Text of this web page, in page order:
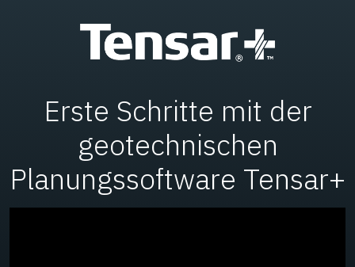
Erste Schritte mit der
geotechnischen
Planungssoftware Tensar+